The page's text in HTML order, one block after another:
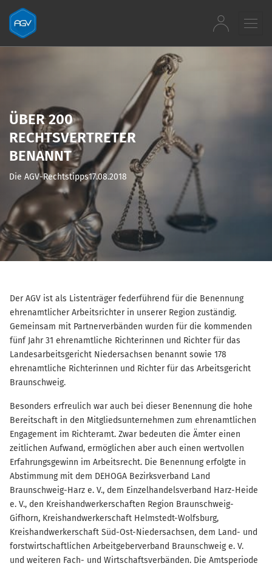
Zum Inhalt springen
ÜBER 200
RECHTSVERTRETER
BENANNT
Die AGV-Rechtstipps17.08.2018
Der AGV ist als Listenträger federführend für die Benennung
ehrenamtlicher Arbeitsrichter in unserer Region zuständig.
Gemeinsam mit Partnerverbänden wurden für die kommenden
fünf Jahr 31 ehrenamtliche Richterinnen und Richter für das
Landesarbeitsgericht Niedersachsen benannt sowie 178
ehrenamtliche Richterinnen und Richter für das Arbeitsgericht
Braunschweig.
Besonders erfreulich war auch bei dieser Benennung die hohe
Bereitschaft in den Mitgliedsunternehmen zum ehrenamtlichen
Engagement im Richteramt. Zwar bedeuten die Ämter einen
zeitlichen Aufwand, ermöglichen aber auch einen wertvollen
Erfahrungsgewinn im Arbeitsrecht. Die Benennung erfolgte in
Abstimmung mit dem DEHOGA Bezirksverband Land
Braunschweig-Harz e. V., dem Einzelhandelsverband Harz-Heide
e. V., den Kreishandwerkerschaften Region Braunschweig-
Gifhorn, Kreishandwerkerschaft Helmstedt-Wolfsburg,
Kreishandwerkerschaft Süd-Ost-Niedersachsen, dem Land- und
forstwirtschaftlichen Arbeitgeberverband Braunschweig e. V.
und weiteren Fach- und Wirtschaftsverbänden. Die Amtsperiode